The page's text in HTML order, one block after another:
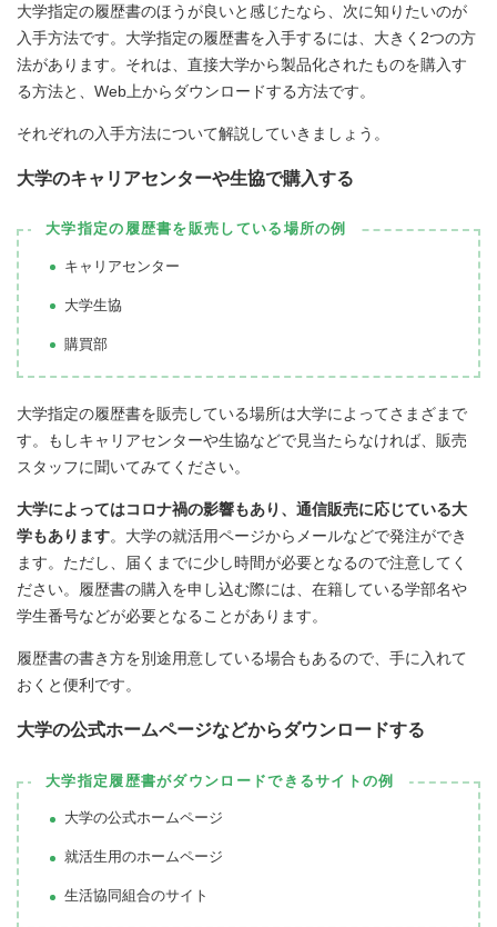
大学指定の履歴書のほうが良いと感じたなら、次に知りたいのが
入手方法です。大学指定の履歴書を入手するには、大きく2つの方
法があります。それは、直接大学から製品化されたものを購入す
る方法と、Web上からダウンロードする方法です。
それぞれの入手方法について解説していきましょう。
大学のキャリアセンターや生協で購入する
大学指定の履歴書を販売している場所の例
キャリアセンター
大学生協
購買部
大学指定の履歴書を販売している場所は大学によってさまざまで
す。もしキャリアセンターや生協などで見当たらなければ、販売
スタッフに聞いてみてください。
大学によってはコロナ禍の影響もあり、通信販売に応じている大
学もあります。大学の就活用ページからメールなどで発注ができ
ます。ただし、届くまでに少し時間が必要となるので注意してく
ださい。履歴書の購入を申し込む際には、在籍している学部名や
学生番号などが必要となることがあります。
履歴書の書き方を別途用意している場合もあるので、手に入れて
おくと便利です。
大学の公式ホームページなどからダウンロードする
大学指定履歴書がダウンロードできるサイトの例
大学の公式ホームページ
就活生用のホームページ
生活協同組合のサイト